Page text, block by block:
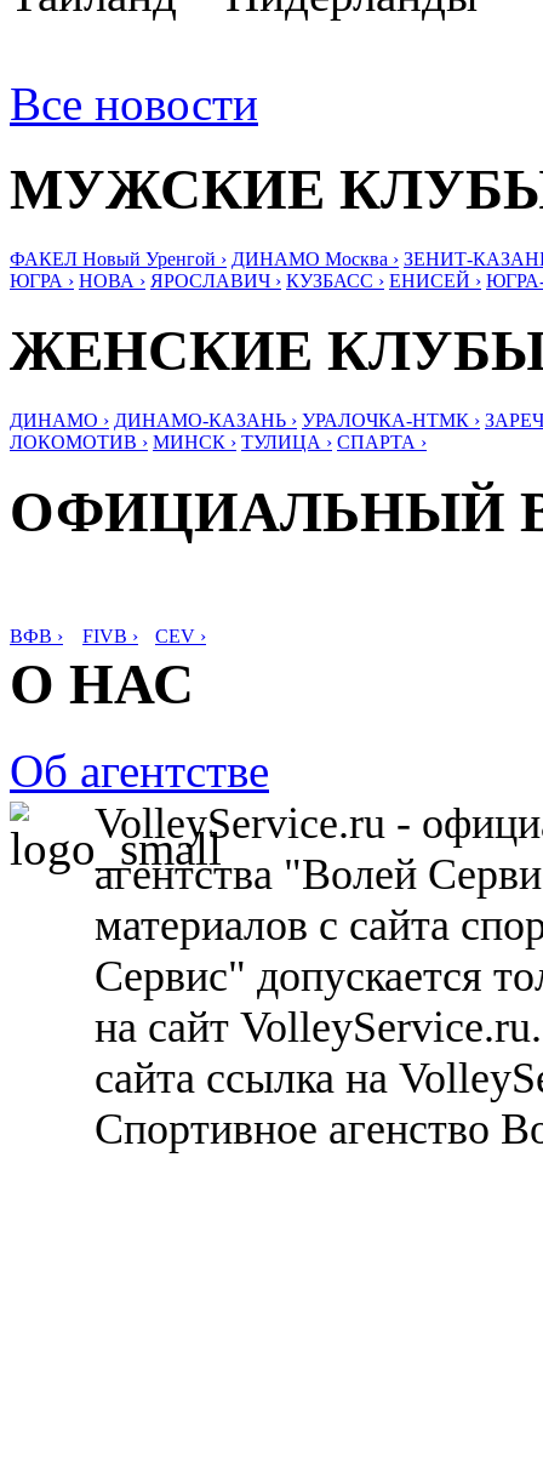
Все новости
МУЖСКИЕ
ФАКЕЛ Новый Уренгой › ДИНАМО Москва › ЗЕНИТ-
ЮГРА › НОВА › ЯРОСЛАВИЧ › КУЗБАСС › ЕНИСЕЙ ›
ЖЕНСКИЕ
ДИНАМО › ДИНАМО-КАЗАНЬ › УРАЛОЧКА-НТМК ›
ЛОКОМОТИВ › МИНСК › ТУЛИЦА › СПАРТА ›
ОФИЦИАЛЬНЫЙ
ВФВ › FIVB › CEV ›
О НАС
Об агентстве
VolleyService.ru -
агентства "Волей
материалов с сайта
Сервис" допускается
на сайт
сайта ссылка на
Спортивное агенство